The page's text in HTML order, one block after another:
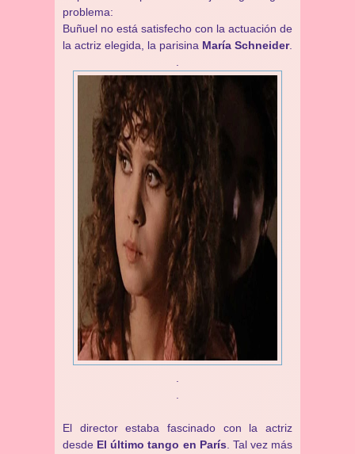
problema:
Buñuel no está satisfecho con la actuación de
la actriz elegida, la parisina María Schneider.
El director estaba fascinado con la actriz
desde El último tango en París . Tal vez más